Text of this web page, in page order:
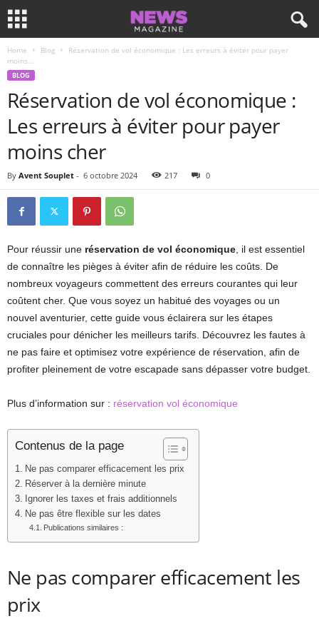
Home Blog
Réservation de vol économique : Les erreurs à éviter pour payer
moins...
BLOG
Réservation de vol économique :
Les erreurs à éviter pour payer
moins cher
By Avent Souplet - 6 octobre 2024 217 0
Pour réussir une réservation de vol économique , il est essentiel
de connaître les pièges à éviter afin de réduire les coûts. De
nombreux voyageurs commettent des erreurs courantes qui leur
coûtent cher. Que vous soyez un habitué des voyages ou un
nouvel aventurier, cette guide vous éclairera sur les étapes
cruciales pour dénicher les meilleurs tarifs. Découvrez les fautes à
ne pas faire et optimisez votre expérience de réservation, afin de
profiter pleinement de votre escapade sans dépasser votre budget.
Plus d’information sur : réservation vol économique
Contenus de la page
Ne pas comparer efficacement les prix
Réserver à la dernière minute
Ignorer les taxes et frais additionnels
Ne pas être flexible sur les dates
Publications similaires :
Ne pas comparer efficacement les
prix